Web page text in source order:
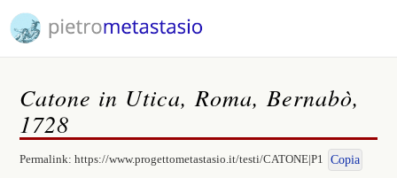
Catone in Utica, Roma, Bernabò,
1728
Permalink:https://www.progettometastasio.it/testi/CATONE|P1 Copia